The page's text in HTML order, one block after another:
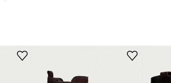
Boja
Modna marka Fly London